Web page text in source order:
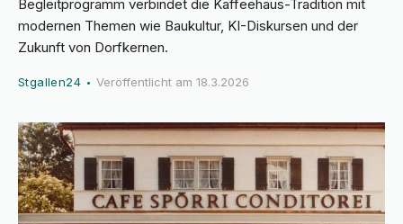
Begleitprogramm verbindet die Kaffeehaus-Tradition mit
modernen Themen wie Baukultur, KI-Diskursen und der
Zukunft von Dorfkernen.
Stgallen24 • Veröffentlicht am 18.3.2026